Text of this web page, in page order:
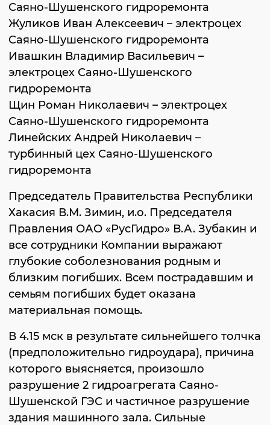
Саяно-Шушенского гидроремонта
Жуликов Иван Алексеевич – электроцех
Саяно-Шушенского гидроремонта
Ивашкин Владимир Васильевич –
электроцех Саяно-Шушенского
гидроремонта
Щин Роман Николаевич – электроцех
Саяно-Шушенского гидроремонта
Линейских Андрей Николаевич –
турбинный цех Саяно-Шушенского
гидроремонта
Председатель Правительства Республики
Хакасия В.М. Зимин, и.о. Председателя
Правления ОАО «РусГидро» В.А. Зубакин и
все сотрудники Компании выражают
глубокие соболезнования родным и
близким погибших. Всем пострадавшим и
семьям погибших будет оказана
материальная помощь.
В 4.15 мск в результате сильнейшего толчка
(предположительно гидроудара), причина
которого выясняется, произошло
разрушение 2 гидроагрегата Саяно-
Шушенской ГЭС и частичное разрушение
здания машинного зала. Сильные